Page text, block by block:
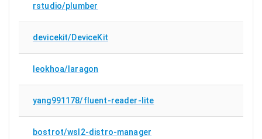
rstudio/plumber
devicekit/DeviceKit
leokhoa/laragon
yang991178/fluent-reader-lite
bostrot/wsl2-distro-manager